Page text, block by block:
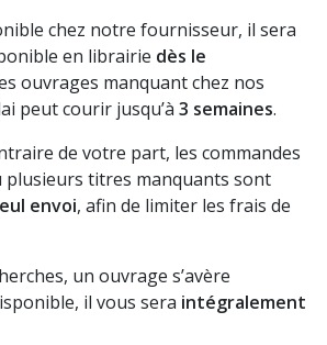
chez notre fournisseur, il sera
en librairie dès le
ouvrages manquant chez nos
peut courir jusqu’à 3 semaines.
de votre part, les commandes
titres manquants sont
envoi, afin de limiter les frais de
un ouvrage s’avère
il vous sera intégralement